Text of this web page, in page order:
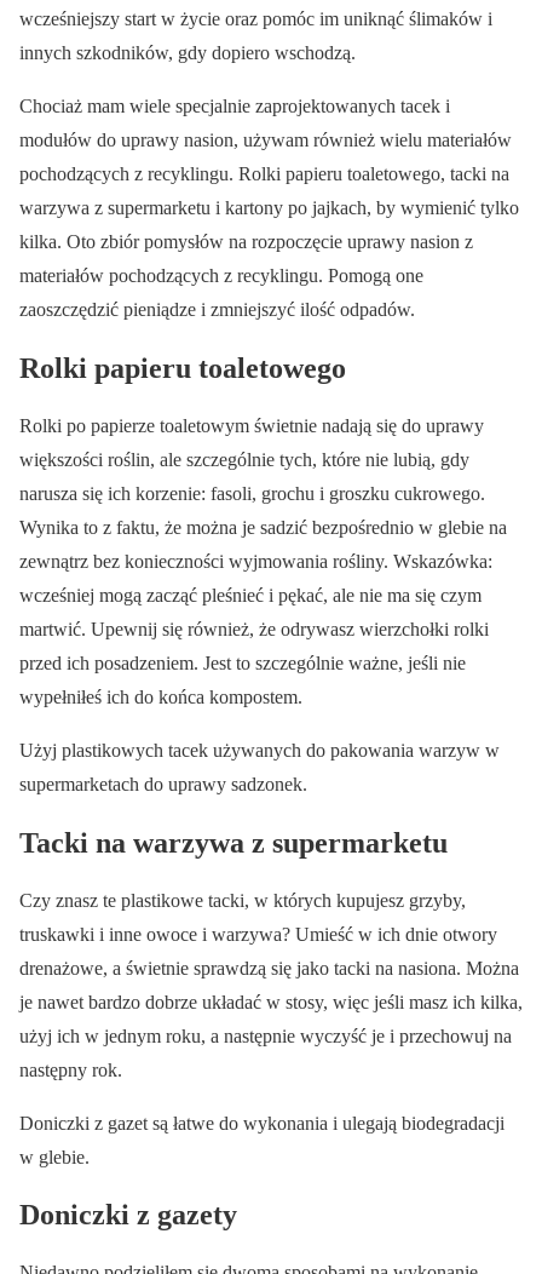
wcześniejszy start w życie oraz pomóc im uniknąć ślimaków i
innych szkodników, gdy dopiero wschodzą.
Chociaż mam wiele specjalnie zaprojektowanych tacek i
modułów do uprawy nasion, używam również wielu materiałów
pochodzących z recyklingu. Rolki papieru toaletowego, tacki na
warzywa z supermarketu i kartony po jajkach, by wymienić tylko
kilka. Oto zbiór pomysłów na rozpoczęcie uprawy nasion z
materiałów pochodzących z recyklingu. Pomogą one
zaoszczędzić pieniądze i zmniejszyć ilość odpadów.
Rolki papieru toaletowego
Rolki po papierze toaletowym świetnie nadają się do uprawy
większości roślin, ale szczególnie tych, które nie lubią, gdy
narusza się ich korzenie: fasoli, grochu i groszku cukrowego.
Wynika to z faktu, że można je sadzić bezpośrednio w glebie na
zewnątrz bez konieczności wyjmowania rośliny. Wskazówka:
wcześniej mogą zacząć pleśnieć i pękać, ale nie ma się czym
martwić. Upewnij się również, że odrywasz wierzchołki rolki
przed ich posadzeniem. Jest to szczególnie ważne, jeśli nie
wypełniłeś ich do końca kompostem.
Użyj plastikowych tacek używanych do pakowania warzyw w
supermarketach do uprawy sadzonek.
Tacki na warzywa z supermarketu
Czy znasz te plastikowe tacki, w których kupujesz grzyby,
truskawki i inne owoce i warzywa? Umieść w ich dnie otwory
drenażowe, a świetnie sprawdzą się jako tacki na nasiona. Można
je nawet bardzo dobrze układać w stosy, więc jeśli masz ich kilka,
użyj ich w jednym roku, a następnie wyczyść je i przechowuj na
następny rok.
Doniczki z gazet są łatwe do wykonania i ulegają biodegradacji
w glebie.
Doniczki z gazety